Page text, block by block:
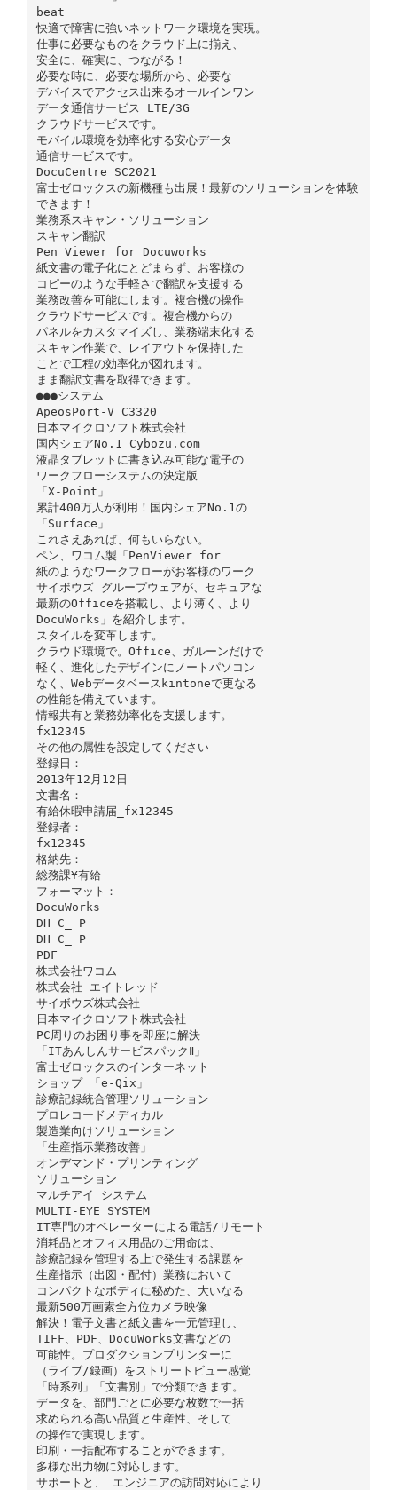
beat
快適で障害に強いネットワーク環境を実現。
仕事に必要なものをクラウド上に揃え、
安全に、確実に、つながる！
必要な時に、必要な場所から、必要な
デバイスでアクセス出来るオールインワン
データ通信サービス LTE/3G
クラウドサービスです。
モバイル環境を効率化する安心データ
通信サービスです。
DocuCentre SC2021
富士ゼロックスの新機種も出展！最新のソリューションを体験
できます！
業務系スキャン・ソリューション
スキャン翻訳
Pen Viewer for Docuworks
紙文書の電子化にとどまらず、お客様の
コピーのような手軽さで翻訳を支援する
業務改善を可能にします。複合機の操作
クラウドサービスです。複合機からの
パネルをカスタマイズし、業務端末化する
スキャン作業で、レイアウトを保持した
ことで工程の効率化が図れます。
まま翻訳文書を取得できます。
●●●システム
ApeosPort-V C3320
日本マイクロソフト株式会社
国内シェアNo.1 Cybozu.com
液晶タブレットに書き込み可能な電子の
ワークフローシステムの決定版
「X-Point」
累計400万人が利用！国内シェアNo.1の
「Surface」
これさえあれば、何もいらない。
ペン、ワコム製「PenViewer for
紙のようなワークフローがお客様のワーク
サイボウズ グループウェアが、セキュアな
最新のOfficeを搭載し、より薄く、より
DocuWorks」を紹介します。
スタイルを変革します。
クラウド環境で。Office、ガルーンだけで
軽く、進化したデザインにノートパソコン
なく、Webデータベースkintoneで更なる
の性能を備えています。
情報共有と業務効率化を支援します。
fx12345
その他の属性を設定してください
登録日：
2013年12月12日
文書名：
有給休暇申請届_fx12345
登録者：
fx12345
格納先：
総務課¥有給
フォーマット：
DocuWorks
DH C_ P
DH C_ P
PDF
株式会社ワコム
株式会社 エイトレッド
サイボウズ株式会社
日本マイクロソフト株式会社
PC周りのお困り事を即座に解決
「ITあんしんサービスパックⅡ」
富士ゼロックスのインターネット
ショップ 「e-Qix」
診療記録統合管理ソリューション
プロレコードメディカル
製造業向けソリューション
「生産指示業務改善」
オンデマンド・プリンティング
ソリューション
マルチアイ システム
MULTI-EYE SYSTEM
IT専門のオペレーターによる電話/リモート
消耗品とオフィス用品のご用命は、
診療記録を管理する上で発生する課題を
生産指示（出図・配付）業務において
コンパクトなボディに秘めた、大いなる
最新500万画素全方位カメラ映像
解決！電子文書と紙文書を一元管理し、
TIFF、PDF、DocuWorks文書などの
可能性。プロダクションプリンターに
（ライブ/録画）をストリートビュー感覚
「時系列」「文書別」で分類できます。
データを、部門ごとに必要な枚数で一括
求められる高い品質と生産性、そして
の操作で実現します。
印刷・一括配布することができます。
多様な出力物に対応します。
サポートと、 エンジニアの訪問対応により